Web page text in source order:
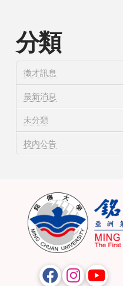
分類
徵才訊息
最新消息
未分類
校內公告